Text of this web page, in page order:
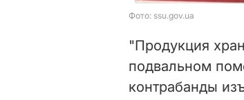
"Продукция
подвальном
контрабанды